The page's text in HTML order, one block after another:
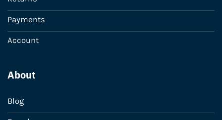
Payments
Account
About
Blog